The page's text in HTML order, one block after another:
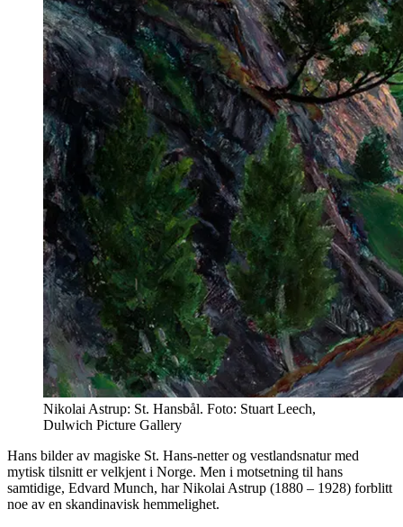
Nikolai Astrup: St. Hansbål. Foto: Stuart Leech,
Dulwich Picture Gallery
Hans bilder av magiske St. Hans-netter og vestlandsnatur med
mytisk tilsnitt er velkjent i Norge. Men i motsetning til hans
samtidige, Edvard Munch, har Nikolai Astrup (1880 – 1928) forblitt
noe av en skandinavisk hemmelighet.